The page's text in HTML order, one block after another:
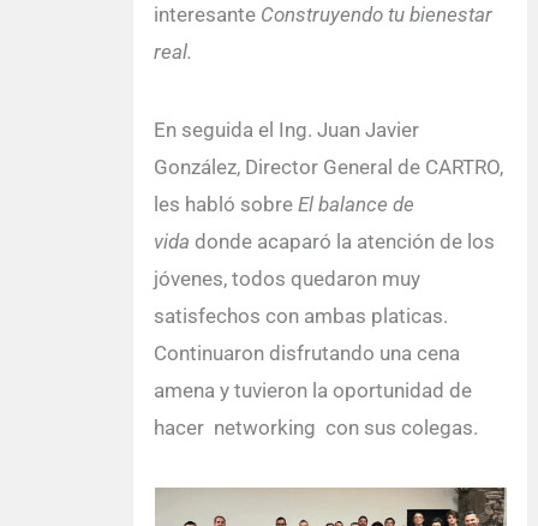
interesante Construyendo tu bienestar
real.
En seguida el Ing. Juan Javier
González, Director General de CARTRO,
les habló sobreEl balance de
vida donde acaparó la atención de los
jóvenes, todos quedaron muy
satisfechos con ambas platicas.
Continuaron disfrutando una cena
amena y tuvieron la oportunidad de
hacer networking con sus colegas.